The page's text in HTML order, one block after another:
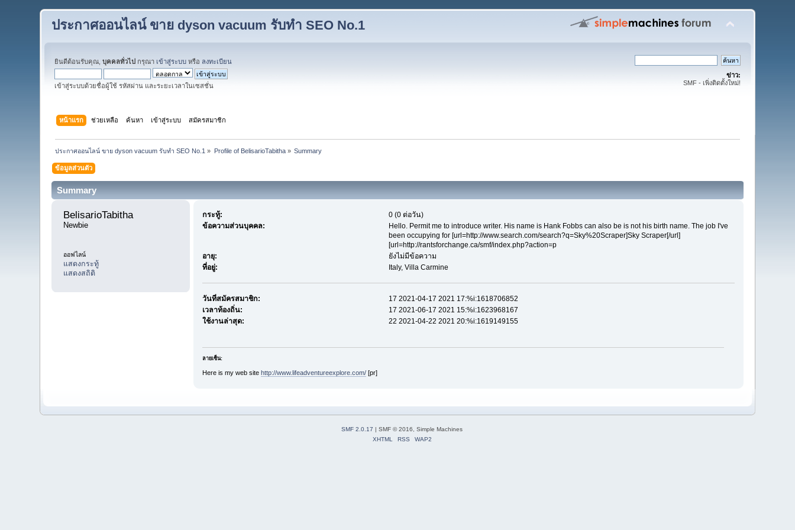
ประกาศออนไลน์ ขาย dyson vacuum รับทำ SEO No.1
ยินดีต้อนรับคุณ,บุคคลทั่วไป กรุณา เข้าสู่ระบบ หรือ ลงทะเบียน
เข้าสู่ระบบด้วยชื่อผู้ใช้ รหัสผ่าน และระยะเวลาในเซสชั่น
ข่าว:
SMF - เพิ่งติดตั้งใหม่!
หน้าแรก ช่วยเหลือ ค้นหา เข้าสู่ระบบ สมัครสมาชิก
ประกาศออนไลน์ ขาย dyson vacuum รับทำ SEO No.1 » Profile of BelisarioTabitha» Summary
ข้อมูลส่วนตัว
Summary
BelisarioTabitha
Newbie
ออฟไลน์
แสดงกระทู้
แสดงสถิติ
กระทู้:
0 (0 ต่อวัน)
ข้อความส่วนบุคคล:
Hello. Permit me to introduce writer. His name is Hank Fobbs can also be is not his birth name. The job I've
been occupying for [url=http://www.search.com/search?q=Sky%20Scraper]Sky Scraper[/url]
[url=http://rantsforchange.ca/smf/index.php?action=p
อายุ:
ยังไม่มีข้อความ
ที่อยู่:
Italy, Villa Carmine
วันที่สมัครสมาชิก:
17 2021-04-17 2021 17:%i:1618706852
เวลาท้องถิ่น:
17 2021-06-17 2021 15:%i:1623968167
ใช้งานล่าสุด:
22 2021-04-22 2021 20:%i:1619149155
ลายเซ็น:
Here is my web site http://www.lifeadventureexplore.com/[pr]
SMF 2.0.17 | SMF © 2016, Simple Machines
XHTML
RSS WAP2